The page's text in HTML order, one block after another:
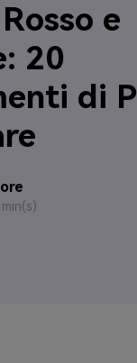
e
20
di